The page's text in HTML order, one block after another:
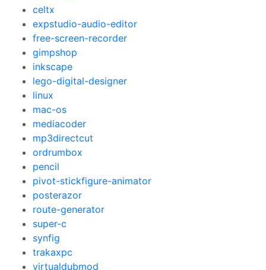
celtx
expstudio-audio-editor
free-screen-recorder
gimpshop
inkscape
lego-digital-designer
linux
mac-os
mediacoder
mp3directcut
ordrumbox
pencil
pivot-stickfigure-animator
posterazor
route-generator
super-c
synfig
trakaxpc
virtualdubmod